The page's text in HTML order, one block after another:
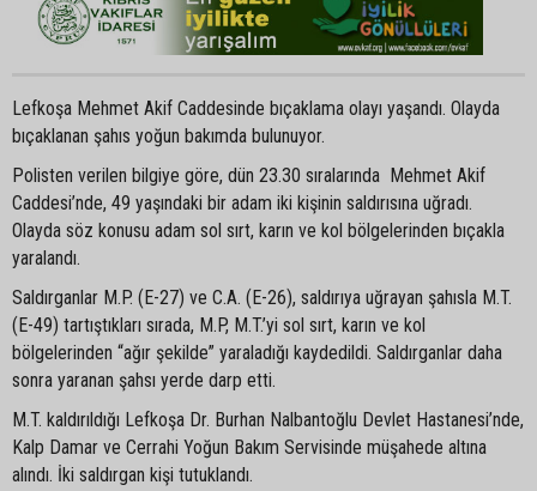
Lefkoşa Mehmet Akif Caddesinde bıçaklama olayı yaşandı. Olayda
bıçaklanan şahıs yoğun bakımda bulunuyor.
Polisten verilen bilgiye göre, dün 23.30 sıralarında Mehmet Akif
Caddesi’nde, 49 yaşındaki bir adam iki kişinin saldırısına uğradı.
Olayda söz konusu adam sol sırt, karın ve kol bölgelerinden bıçakla
yaralandı.
Saldırganlar M.P. (E-27) ve C.A. (E-26), saldırıya uğrayan şahısla M.T.
(E-49) tartıştıkları sırada, M.P, M.T.’yi sol sırt, karın ve kol
bölgelerinden “ağır şekilde” yaraladığı kaydedildi. Saldırganlar daha
sonra yaranan şahsı yerde darp etti.
M.T. kaldırıldığı Lefkoşa Dr. Burhan Nalbantoğlu Devlet Hastanesi’nde,
Kalp Damar ve Cerrahi Yoğun Bakım Servisinde müşahede altına
alındı. İki saldırgan kişi tutuklandı.